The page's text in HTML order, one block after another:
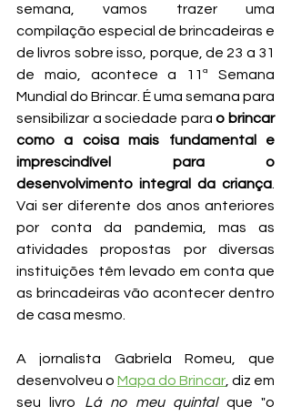
semana, vamos trazer uma
compilação especial de brincadeiras e
de livros sobre isso, porque, de 23 a 31
de maio, acontece a 11ª Semana
Mundial do Brincar. É uma semana para
sensibilizar a sociedade para o brincar
como a coisa mais fundamental e
imprescindível para o
desenvolvimento integral da criança
Vai ser diferente dos anos anteriores
por conta da pandemia, mas as
atividades propostas por diversas
instituições têm levado em conta que
as brincadeiras vão acontecer dentro
de casa mesmo.
A jornalista Gabriela Romeu, que
desenvolveu o Mapa do Brincar , diz em
seu livro Lá no meu quintal que "o